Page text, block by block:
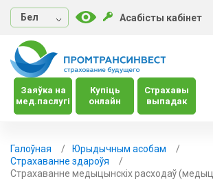
Бел Асабісты кабінет
Заяўка на
мед.паслугі
Купіць
онлайн
Страхавы
выпадак
Галоўная
Юрыдычным асобам
Страхаванне здароўя
Страхаванне медыцынскіх расходаў